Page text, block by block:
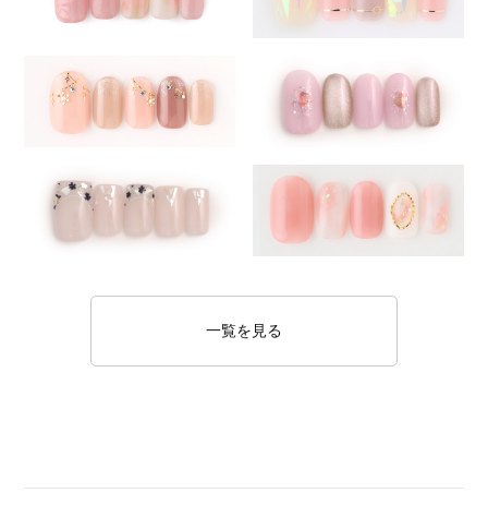
一覧を見る